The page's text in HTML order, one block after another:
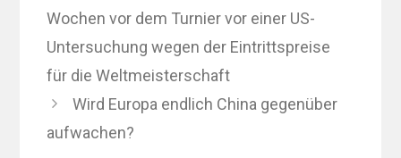
Wochen vor dem Turnier vor einer US-
Untersuchung wegen der Eintrittspreise
für die Weltmeisterschaft
Wird Europa endlich China gegenüber
aufwachen?